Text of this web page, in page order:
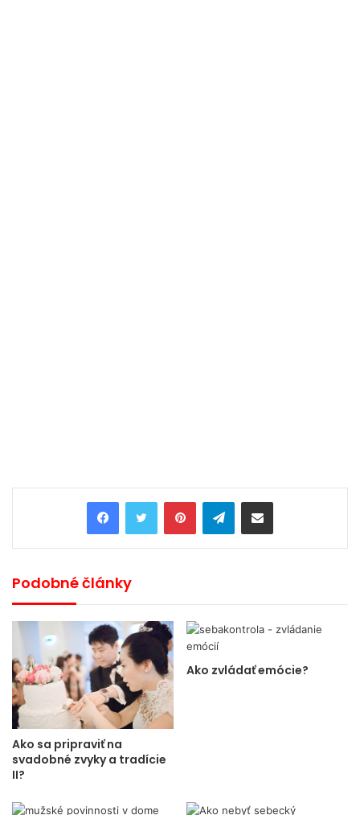
PinterestTelegramShare via Email
Podobné články
Ako sa pripraviť na
svadobné zvyky a tradície
II?
Ako zvládať emócie?